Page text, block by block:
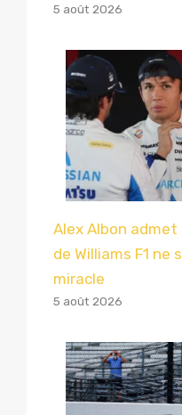
5 août 2026
Alex Albon
de Williams F1
miracle
5 août 2026